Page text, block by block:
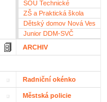
SOU Technické
ZŠ a Praktická škola
Dětský domov Nová Ves
Junior DDM-SVČ
ARCHIV
Radniční okénko
Městská policie